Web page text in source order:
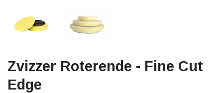
Zvizzer Roterende - Fine Cut
Edge